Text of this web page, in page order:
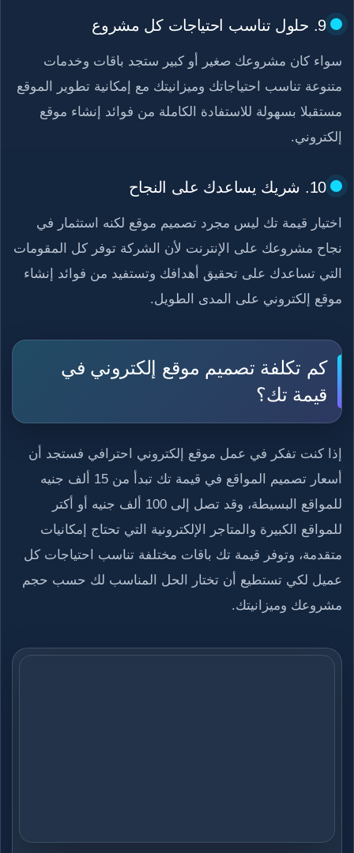
9. حلول تناسب احتياجات كل مشروع
سواء كان مشروعك صغير أو كبير ستجد باقات وخدمات
متنوعة تناسب احتياجاتك وميزانيتك مع إمكانية تطوير الموقع
مستقبلا بسهولة للاستفادة الكاملة من فوائد إنشاء موقع
إلكتروني.
10. شريك يساعدك على النجاح
اختيار قيمة تك ليس مجرد تصميم موقع لكنه استثمار في
نجاح مشروعك على الإنترنت لأن الشركة توفر كل المقومات
التي تساعدك على تحقيق أهدافك وتستفيد من فوائد إنشاء
موقع إلكتروني على المدى الطويل.
كم تكلفة تصميم موقع إلكتروني في
قيمة تك؟
إذا كنت تفكر في عمل موقع إلكتروني احترافي فستجد أن
أسعار تصميم المواقع في قيمة تك تبدأ من 15 ألف جنيه
للمواقع البسيطة، وقد تصل إلى 100 ألف جنيه أو أكتر
للمواقع الكبيرة والمتاجر الإلكترونية التي تحتاج إمكانيات
متقدمة، وتوفر قيمة تك باقات مختلفة تناسب احتياجات كل
عميل لكي تستطيع أن تختار الحل المناسب لك حسب حجم
مشروعك وميزانيتك.